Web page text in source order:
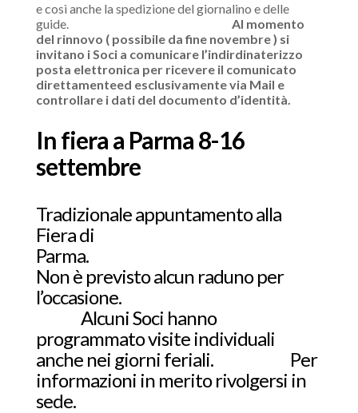
e così anche la spedizione del giornalino e delle
guide. Al momento
del rinnovo ( possibile da fine novembre ) si
invitano i Soci a comunicare l’indirdinaterizzo
posta elettronica per ricevere il comunicato
direttamenteed esclusivamente via Mail e
controllare i dati del documento d’identità.
In fiera a Parma 8-16
settembre
Tradizionale appuntamento alla
Fiera di
Parma.
Non è previsto alcun raduno per
l’occasione.
Alcuni Soci hanno
programmato visite individuali
anche nei giorni feriali. Per
informazioni in merito rivolgersi in
sede.